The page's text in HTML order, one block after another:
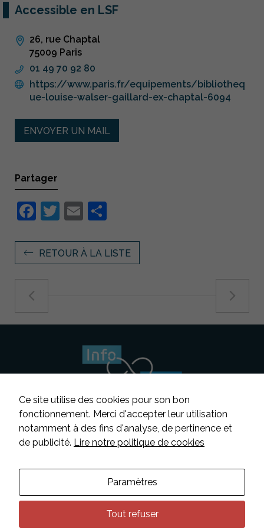
Accessible en LSF
26, rue Chaptal
75009 Paris
01 49 70 92 80
https://www.paris.fr/equipements/bibliotheq
ue-louise-walser-gaillard-ex-chaptal-6094
ENVOYER UN MAIL
Partager
Facebook
Twitter
Email
RETOUR À LA LISTE
Suivez-nous
Contacter INFOSENS
Mentions légales
Ce site utilise des cookies pour son bon
fonctionnement. Merci d'accepter leur utilisation
notamment à des fins d'analyse, de pertinence et
de publicité. Lire notre politique de cookies
Paramètres
Tout refuser
Nécessaire
Ces cookies ne
sont pas
facultatifs. Ils
sont
fonctionnement
du site Web.
Statistiques